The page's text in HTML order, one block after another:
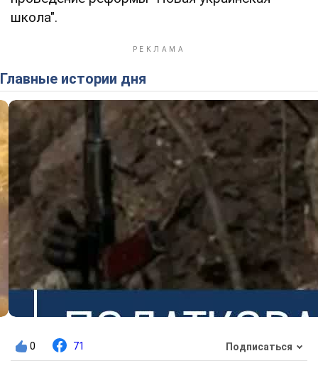
школа".
Главные истории дня
0 71 Подписаться